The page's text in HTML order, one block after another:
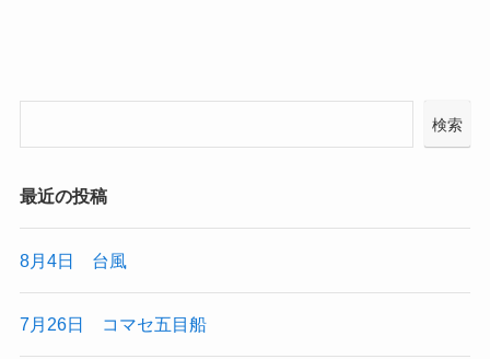
検索
最近の投稿
8月4日 台風
7月26日 コマセ五目船